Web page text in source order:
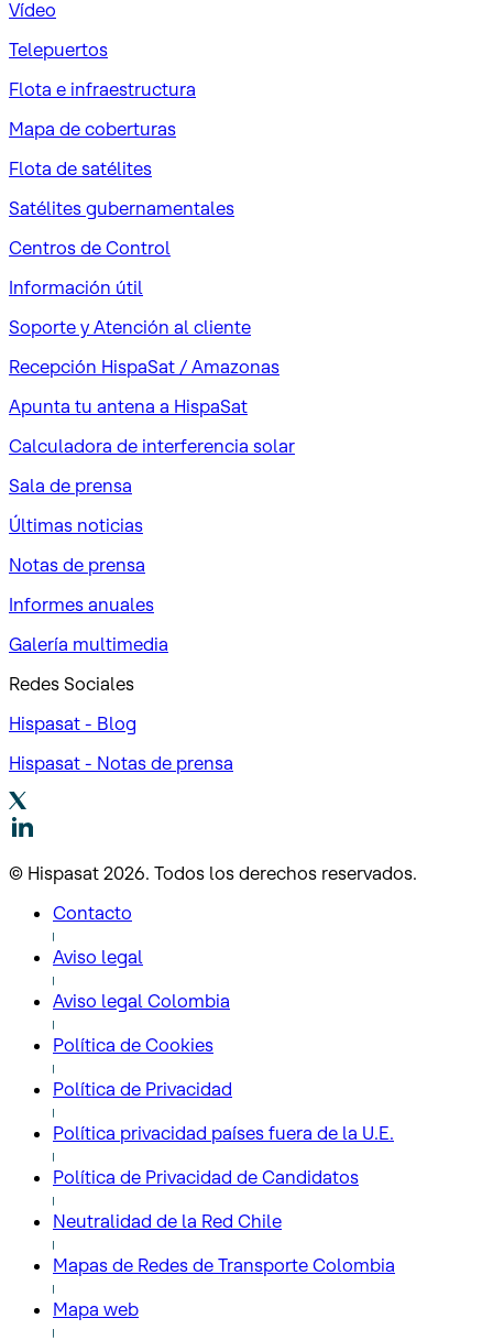
Vídeo
Telepuertos
Flota e infraestructura
Mapa de coberturas
Flota de satélites
Satélites gubernamentales
Centros de Control
Información útil
Soporte y Atención al cliente
Recepción HispaSat / Amazonas
Apunta tu antena a HispaSat
Calculadora de interferencia solar
Sala de prensa
Últimas noticias
Notas de prensa
Informes anuales
Galería multimedia
Redes Sociales
Hispasat - Blog
Hispasat - Notas de prensa
© Hispasat 2026. Todos los derechos reservados.
Contacto
Aviso legal
Aviso legal Colombia
Política de Cookies
Política de Privacidad
Política privacidad países fuera de la U.E.
Política de Privacidad de Candidatos
Neutralidad de la Red Chile
Mapas de Redes de Transporte Colombia
Mapa web